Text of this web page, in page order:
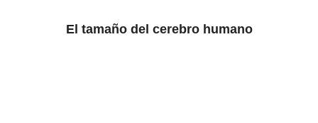
El tamaño del cerebro humano